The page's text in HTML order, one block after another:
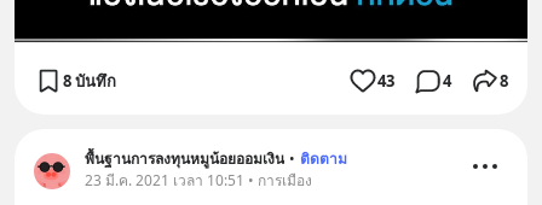
8 บันทึก 43 4 8
พื้นฐานการลงทุนหมูน้อยออมเงิน • ติดตาม
23 มี.ค. 2021 เวลา 10:51 • การเมือง